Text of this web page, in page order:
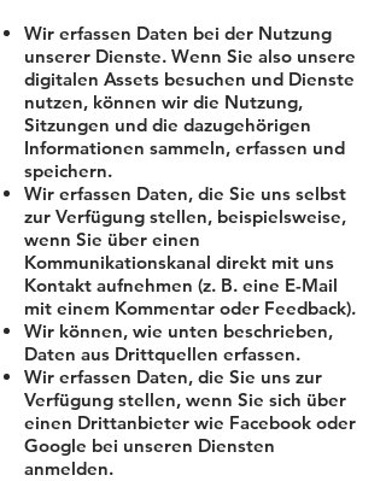
Wir erfassen Daten bei der Nutzung
unserer Dienste. Wenn Sie also unsere
digitalen Assets besuchen und Dienste
nutzen, können wir die Nutzung,
Sitzungen und die dazugehörigen
Informationen sammeln, erfassen und
speichern.
Wir erfassen Daten, die Sie uns selbst
zur Verfügung stellen, beispielsweise,
wenn Sie über einen
Kommunikationskanal direkt mit uns
Kontakt aufnehmen (z. B. eine E-Mail
mit einem Kommentar oder Feedback).
Wir können, wie unten beschrieben,
Daten aus Drittquellen erfassen.
Wir erfassen Daten, die Sie uns zur
Verfügung stellen, wenn Sie sich über
einen Drittanbieter wie Facebook oder
Google bei unseren Diensten
anmelden.